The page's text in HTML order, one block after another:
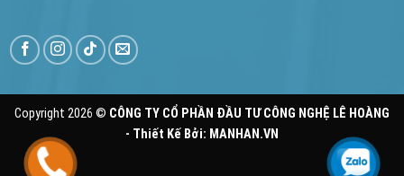
Copyright 2026 © CÔNG TY CỔ PHẦN ĐẦU TƯ CÔNG NGHỆ LÊ HOÀNG
- Thiết Kế Bởi: MANHAN.VN